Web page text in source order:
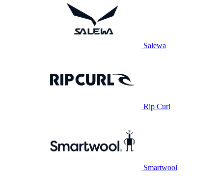
Salewa
Rip Curl
Smartwool